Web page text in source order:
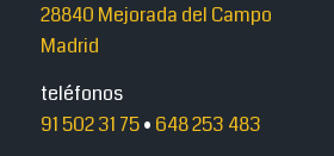
28840 Mejorada del Campo
Madrid
teléfonos
91 502 31 75• 648 253 483